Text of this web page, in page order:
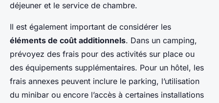
déjeuner et le service de chambre.
Il est également important de considérer les
éléments de coût additionnels. Dans un camping,
prévoyez des frais pour des activités sur place ou
des équipements supplémentaires. Pour un hôtel, les
frais annexes peuvent inclure le parking, l’utilisation
du minibar ou encore l’accès à certaines installations